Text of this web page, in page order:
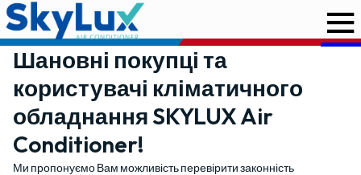
Шановні покупці та
користувачі кліматичного
обладнання SKYLUX Air
Conditioner!
Ми пропонуємо Вам можливість перевірити законність